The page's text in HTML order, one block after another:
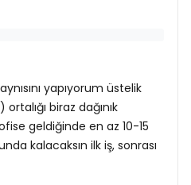
yapıyorum üstelik
biraz dağınık
geldiğinde en az 10-15
kalacaksın ilk iş, sonrası